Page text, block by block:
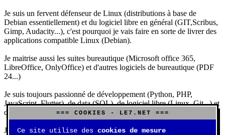
Je suis un fervent défenseur de Linux (distributions à base de
Debian essentiellement) et du logiciel libre en général (GIT,Scribus,
Gimp, Audacity...), c'est pourquoi je vais faire en sorte de livrer des
applications compatible Linux (Debian).
Je maitrise aussi les suites bureautique (Microsoft office 365,
LibreOffice, OnlyOffice) et d'autres logiciels de bureautique (PDF
24...)
Je suis toujours passionné de développement (Python, PHP,
JavaScript, Flutter), de data (SQL), de logiciel libre (Linux, Git...) et
d'IA (principalement Claude et DeepSeek).
J'aime jouer, surtout aux jeux de sociétés (Risk, Uno, Scrabble...),
=== COOKIES - LE7.NET ===
Ce site utilise des cookies de mesure